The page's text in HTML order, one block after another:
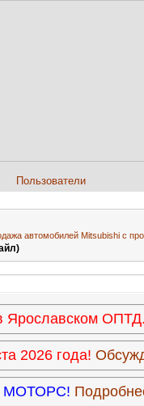
Пользователи
автомобилей Mitsubishi с
Ярославском
2026 года!
МОТОРС!